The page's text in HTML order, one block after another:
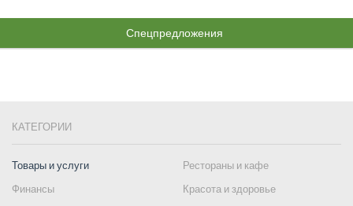
Спецпредложения
КАТЕГОРИИ
Товары и услуги
Рестораны и кафе
Финансы
Красота и здоровье